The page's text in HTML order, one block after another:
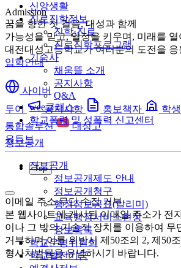
신앙생활
진로진학정보
진학·진로
진로진학프로그램
기숙사
채움뜰 소개
공지사항
Q&A
wee클래스
학교폭력 및 성폭력 신고센터
정보공개
정보공개
정보공개제도 안내
정보공개청구
행정정보공표(알리미)
교육행정서비스현장
정보목록
학교운영위원회
학교발전기금
Admission
꿈을 향한 첫 걸음, 대성과 함께
가능성을 믿고, 열정을 키우며, 미래를 열
대전대성고등학교가 여러분의 도전을
입학안내
사이버
투어
공지사항 홍보책자
학
통합솔루션
대성고
유튜브
Top
이메일 주소 무단 수집 거부
본 웹사이트에 게시된 이메일 주소가 전
이나 그 밖의 기술적 장치를 이용하여 무
거부하며,이를 위반시 제50조의 2, 제50
형사처벌됨을 유념하시기 바랍니다.